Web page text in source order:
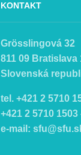
KONTAKT
Grösslingová 32
811 09 Bratislava
Slovenská
tel. +421 2 5710
+421 2 5710
e-mail: